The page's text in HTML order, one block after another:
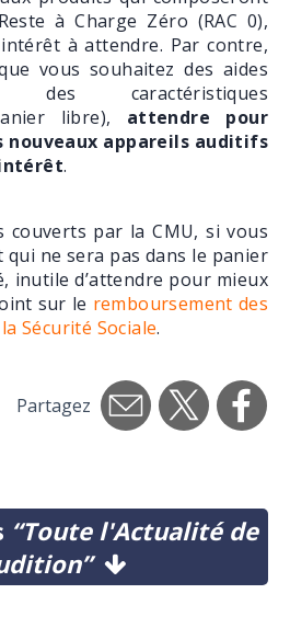
à Charge Zéro (RAC 0),
à attendre. Par contre,
vous souhaitez des aides
des caractéristiques
libre), attendre pour
nouveaux appareils auditifs
.
couverts par la CMU, si vous
ne sera pas dans le panier
inutile d’attendre pour mieux
sur le remboursement des
Sécurité Sociale.
Partagez
“Toute l'Actualité de